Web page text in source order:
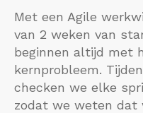
Met een Agile
van 2 weken van
beginnen altijd met
kernprobleem.
checken we elke
zodat we weten dat